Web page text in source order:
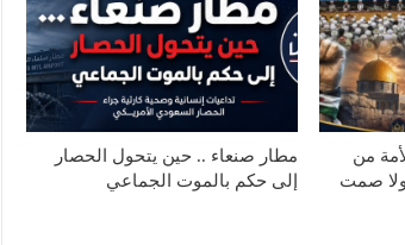
من
ولا صمت
مطار صنعاء .. حين يتحول الحصار
إلى حكم بالموت الجماعي